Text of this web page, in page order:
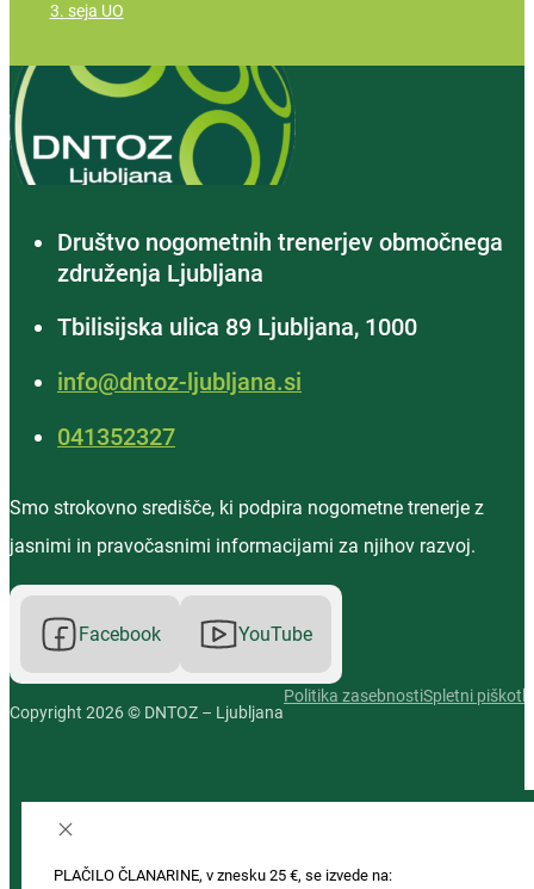
Društvo nogometnih trenerjev območnega
združenja Ljubljana
Tbilisijska ulica 89 Ljubljana, 1000
info@dntoz-ljubljana.si
‭041352327‬
Smo strokovno središče, ki podpira nogometne trenerje z
jasnimi in pravočasnimi informacijami za njihov razvoj.
Facebook YouTube
Copyright 2026 © DNTOZ – Ljubljana
Politika zasebnostiSpletni piškotki
3. seja UO
PLAČILO ČLANARINE, v znesku 25 €, se izvede na: